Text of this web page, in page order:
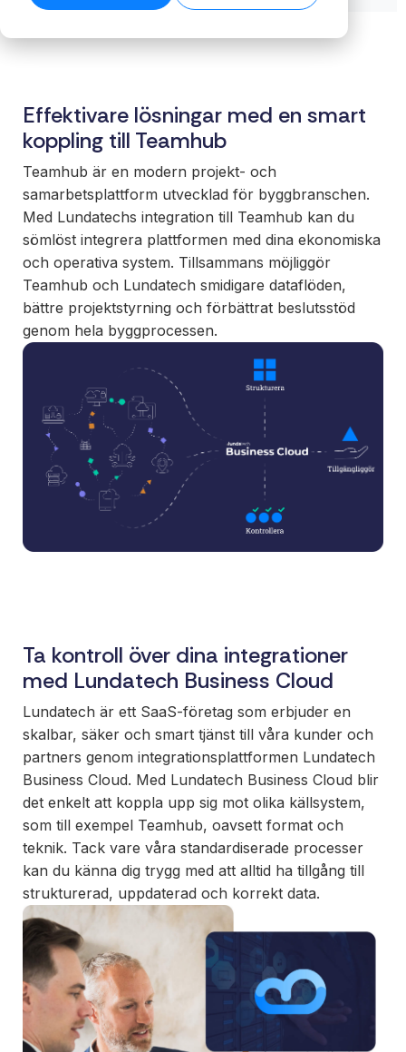
ansvar för
förvaltning.
Full insyn i alla
integrationer.
Övervakning,
versionshantering
och datakvalitet –
samlat på ett
ställe.
stabila flöden
växer.
Läs tekniska
erbjudande
som kunder
förväntar sig.
Nå nya
marknader
utan att binda
interna team
eller bygga
eget.
label
Sälj
under eget
varumärke.
Ett enkelt
sätt att
paketera
nya
erbjudanden
nya
bygger och
underhåller.
För
system
En stabil
för
beslut.
biblioteket →
→
Effektivare lösningar med en smart
koppling till Teamhub
Teamhub är en modern projekt- och
samarbetsplattform utvecklad för byggbranschen.
Med Lundatechs integration till Teamhub kan du
sömlöst integrera plattformen med dina ekonomiska
och operativa system. Tillsammans möjliggör
Teamhub och Lundatech smidigare dataflöden,
bättre projektstyrning och förbättrat beslutsstöd
genom hela byggprocessen.
Ta kontroll över dina integrationer
med Lundatech Business Cloud
Lundatech är ett SaaS-företag som erbjuder en
skalbar, säker och smart tjänst till våra kunder och
partners genom integrationsplattformen Lundatech
Business Cloud. Med Lundatech Business Cloud blir
det enkelt att koppla upp sig mot olika källsystem,
som till exempel Teamhub, oavsett format och
teknik. Tack vare våra standardiserade processer
kan du känna dig trygg med att alltid ha tillgång till
strukturerad, uppdaterad och korrekt data.